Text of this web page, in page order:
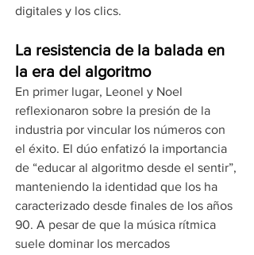
digitales y los clics.
La resistencia de la balada en
la era del algoritmo
En primer lugar, Leonel y Noel
reflexionaron sobre la presión de la
industria por vincular los números con
el éxito. El dúo enfatizó la importancia
de “educar al algoritmo desde el sentir”,
manteniendo la identidad que los ha
caracterizado desde finales de los años
90. A pesar de que la música rítmica
suele dominar los mercados